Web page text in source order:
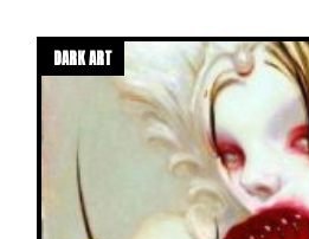
DARK ART